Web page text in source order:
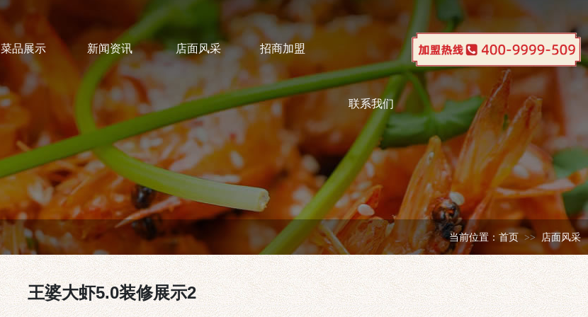
菜品展示 新闻资讯 店面风采 招商加盟
联系我们
当前位置： 首页 店面风采
王婆大虾5.0装修展示2